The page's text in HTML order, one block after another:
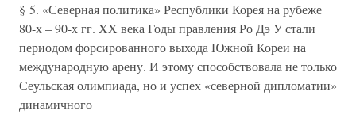
§ 5. «Северная политика» Республики Корея на рубеже
80-х – 90-х гг. XX века Годы правления Ро Дэ У стали
периодом форсированного выхода Южной Кореи на
международную арену. И этому способствовала не только
Сеульская олимпиада, но и успех «северной дипломатии»
динамичного